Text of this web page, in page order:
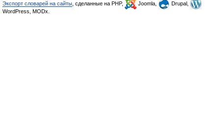
Экспорт словарей на сайты , сделанные на PHP, Joomla,
Drupal,
WordPress, MODx.